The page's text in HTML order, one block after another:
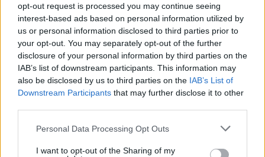
opt-out request is processed you may continue seeing
interest-based ads based on personal information utilized by
us or personal information disclosed to third parties prior to
your opt-out. You may separately opt-out of the further
disclosure of your personal information by third parties on the
IAB’s list of downstream participants. This information may
also be disclosed by us to third parties on the IAB’s List of
Downstream Participants that may further disclose it to other
Personal Data Processing Opt Outs
I want to opt-out of the Sharing of my